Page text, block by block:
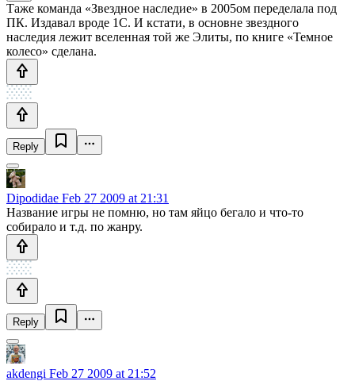
Таже команда «Звездное наследие» в 2005ом переделала под
ПК. Издавал вроде 1С. И кстати, в основне звездного
наследия лежит вселенная той же Элиты, по книге «Темное
колесо» сделана.
Reply
Dipodidae Feb 27 2009 at 21:31
Название игры не помню, но там яйцо бегало и что-то
собирало и т.д. по жанру.
Reply
akdengi Feb 27 2009 at 21:52